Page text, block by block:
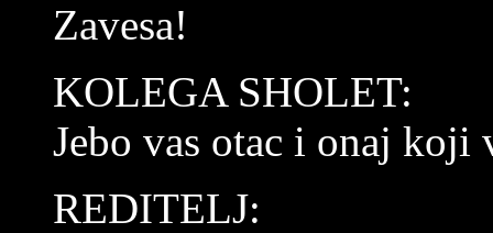
Zavesa!
KOLEGA SHOLET:
Jebo vas otac i onaj koji
REDITELJ: